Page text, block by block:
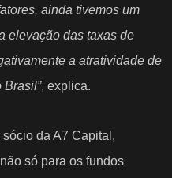
ainda tivemos um
elevação das taxas de
a atratividade de
Brasil”, explica.
da A7 Capital,
só para os fundos